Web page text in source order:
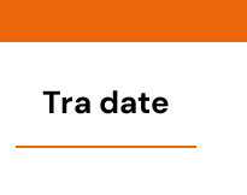
Tra date